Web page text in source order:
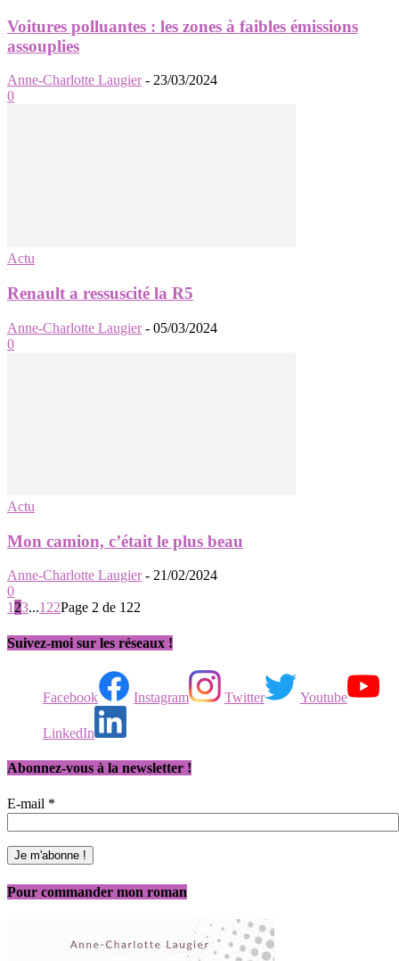
Voitures polluantes : les zones à faibles émissions
assouplies
Anne-Charlotte Laugier - 23/03/2024
0
Actu
Renault a ressuscité la R5
Anne-Charlotte Laugier - 05/03/2024
0
Actu
Mon camion, c’était le plus beau
Anne-Charlotte Laugier - 21/02/2024
0
1 23...122Page 2 de 122
Suivez-moi sur les réseaux !
Facebook Instagram Twitter Youtube
LinkedIn
Abonnez-vous à la newsletter !
E-mail *
Pour commander mon roman